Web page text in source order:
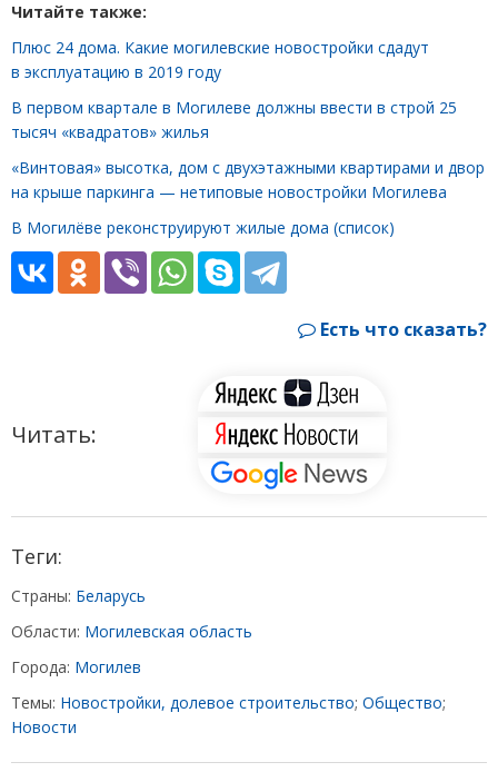
Читайте также:
Плюс 24 дома. Какие могилевские новостройки сдадут
в эксплуатацию в 2019 году
В первом квартале в Могилеве должны ввести в строй 25
тысяч «квадратов» жилья
«Винтовая» высотка, дом с двухэтажными квартирами и двор
на крыше паркинга — нетиповые новостройки Могилева
В Могилёве реконструируют жилые дома (список)
Есть что сказать?
Читать:
Теги:
Страны: Беларусь
Области: Могилевская область
Города: Могилев
Темы: Новостройки, долевое строительство; Общество;
Новости